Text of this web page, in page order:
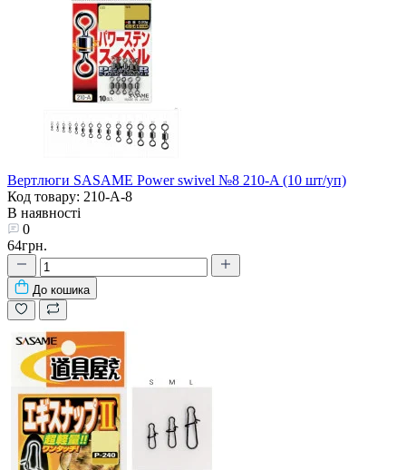
Вертлюги SASAME Power swivel №8 210-A (10 шт/уп)
Код товару: 210-A-8
В наявності
0
64грн.
До кошика